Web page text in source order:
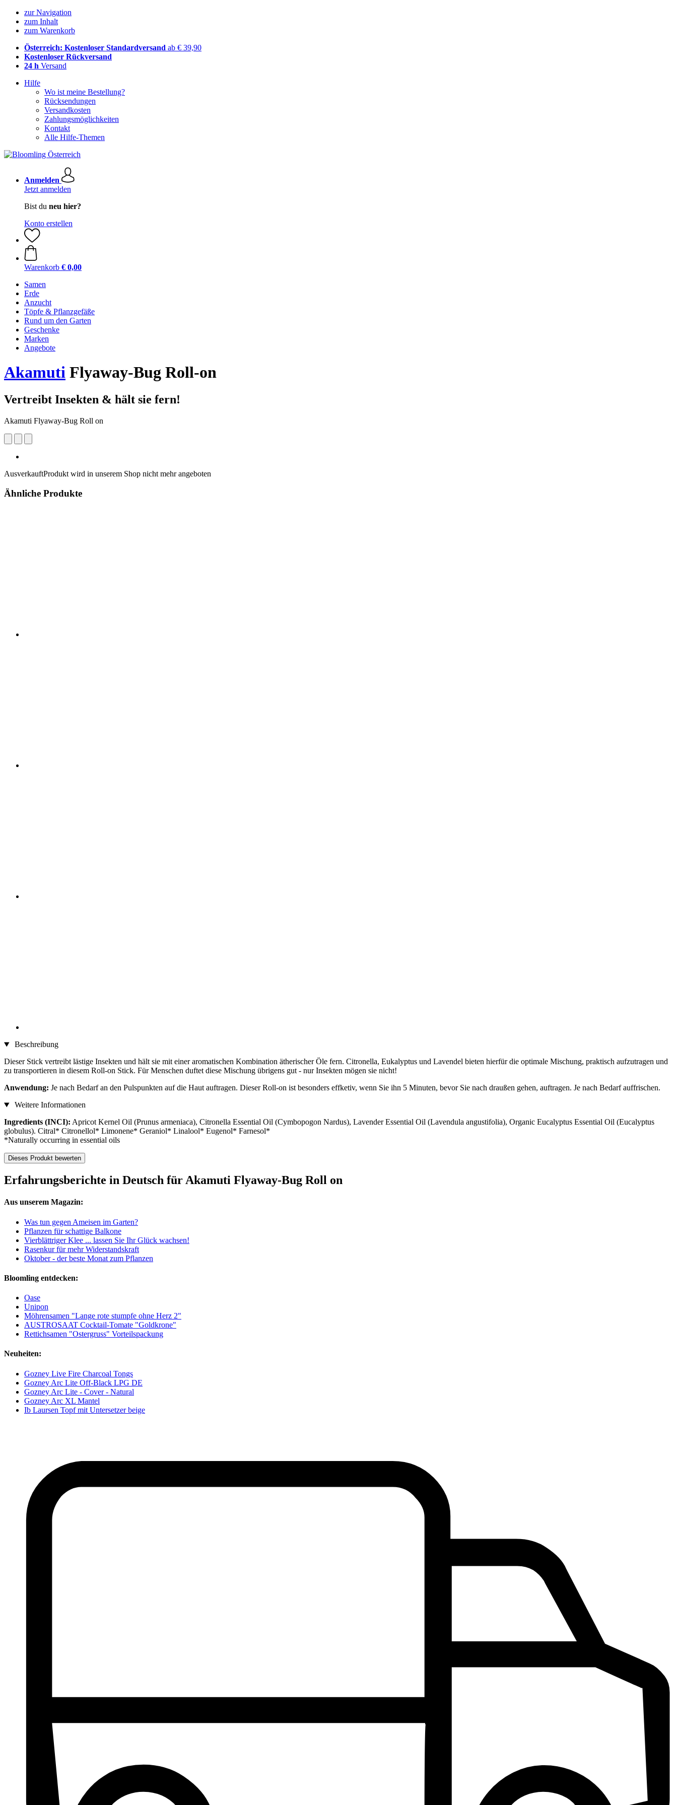
zur Navigation
zum Inhalt
zum Warenkorb
Österreich: Kostenloser Standardversand ab € 39,90
Kostenloser Rückversand
24 h Versand
Hilfe
Wo ist meine Bestellung?
Rücksendungen
Versandkosten
Zahlungsmöglichkeiten
Kontakt
Alle Hilfe-Themen
Anmelden
Jetzt anmelden
Bist du neu hier?
Konto erstellen
Warenkorb € 0,00
Samen
Erde
Anzucht
Töpfe & Pflanzgefäße
Rund um den Garten
Geschenke
Marken
Angebote
Akamuti Flyaway-Bug Roll-on
Vertreibt Insekten & hält sie fern!
Akamuti Flyaway-Bug Roll on
AusverkauftProdukt wird in unserem Shop nicht mehr angeboten
Ähnliche Produkte
Beschreibung
Dieser Stick vertreibt lästige Insekten und hält sie mit einer aromatischen Kombination ätherischer Öle fern. Citronella, Eukalyptus und Lavendel bieten hierfür die optimale Mischung, praktisch aufzutragen und
zu transportieren in diesem Roll-on Stick. Für Menschen duftet diese Mischung übrigens gut - nur Insekten mögen sie nicht!
Anwendung: Je nach Bedarf an den Pulspunkten auf die Haut auftragen. Dieser Roll-on ist besonders effketiv, wenn Sie ihn 5 Minuten, bevor Sie nach draußen gehen, auftragen. Je nach Bedarf auffrischen.
Weitere Informationen
Ingredients (INCI): Apricot Kernel Oil (Prunus armeniaca), Citronella Essential Oil (Cymbopogon Nardus), Lavender Essential Oil (Lavendula angustifolia), Organic Eucalyptus Essential Oil (Eucalyptus
globulus). Citral* Citronellol* Limonene* Geraniol* Linalool* Eugenol* Farnesol*
*Naturally occurring in essential oils
Dieses Produkt bewerten
Erfahrungsberichte in Deutsch für Akamuti Flyaway-Bug Roll on
Aus unserem Magazin:
Was tun gegen Ameisen im Garten?
Pflanzen für schattige Balkone
Vierblättriger Klee ... lassen Sie Ihr Glück wachsen!
Rasenkur für mehr Widerstandskraft
Oktober - der beste Monat zum Pflanzen
Bloomling entdecken:
Oase
Unipon
Möhrensamen "Lange rote stumpfe ohne Herz 2"
AUSTROSAAT Cocktail-Tomate "Goldkrone"
Rettichsamen "Ostergruss" Vorteilspackung
Neuheiten:
Gozney Live Fire Charcoal Tongs
Gozney Arc Lite Off-Black LPG DE
Gozney Arc Lite - Cover - Natural
Gozney Arc XL Mantel
Ib Laursen Topf mit Untersetzer beige